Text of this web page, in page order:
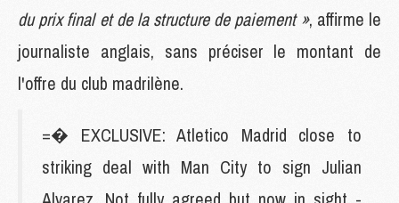
du prix final et de la structure de paiement », affirme le
journaliste anglais, sans préciser le montant de
l'offre du club madrilène.
=� EXCLUSIVE: Atletico Madrid close to
striking deal with Man City to sign Julian